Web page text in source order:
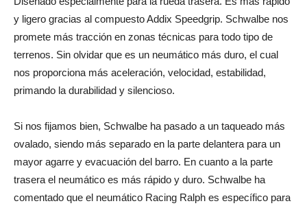
y ligero gracias al compuesto Addix Speedgrip. Schwalbe nos
promete más tracción en zonas técnicas para todo tipo de
terrenos. Sin olvidar que es un neumático más duro, el cual
nos proporciona más aceleración, velocidad, estabilidad,
primando la durabilidad y silencioso.
Si nos fijamos bien, Schwalbe ha pasado a un taqueado más
ovalado, siendo más separado en la parte delantera para un
mayor agarre y evacuación del barro. En cuanto a la parte
trasera el neumático es más rápido y duro. Schwalbe ha
comentado que el neumático Racing Ralph es específico para